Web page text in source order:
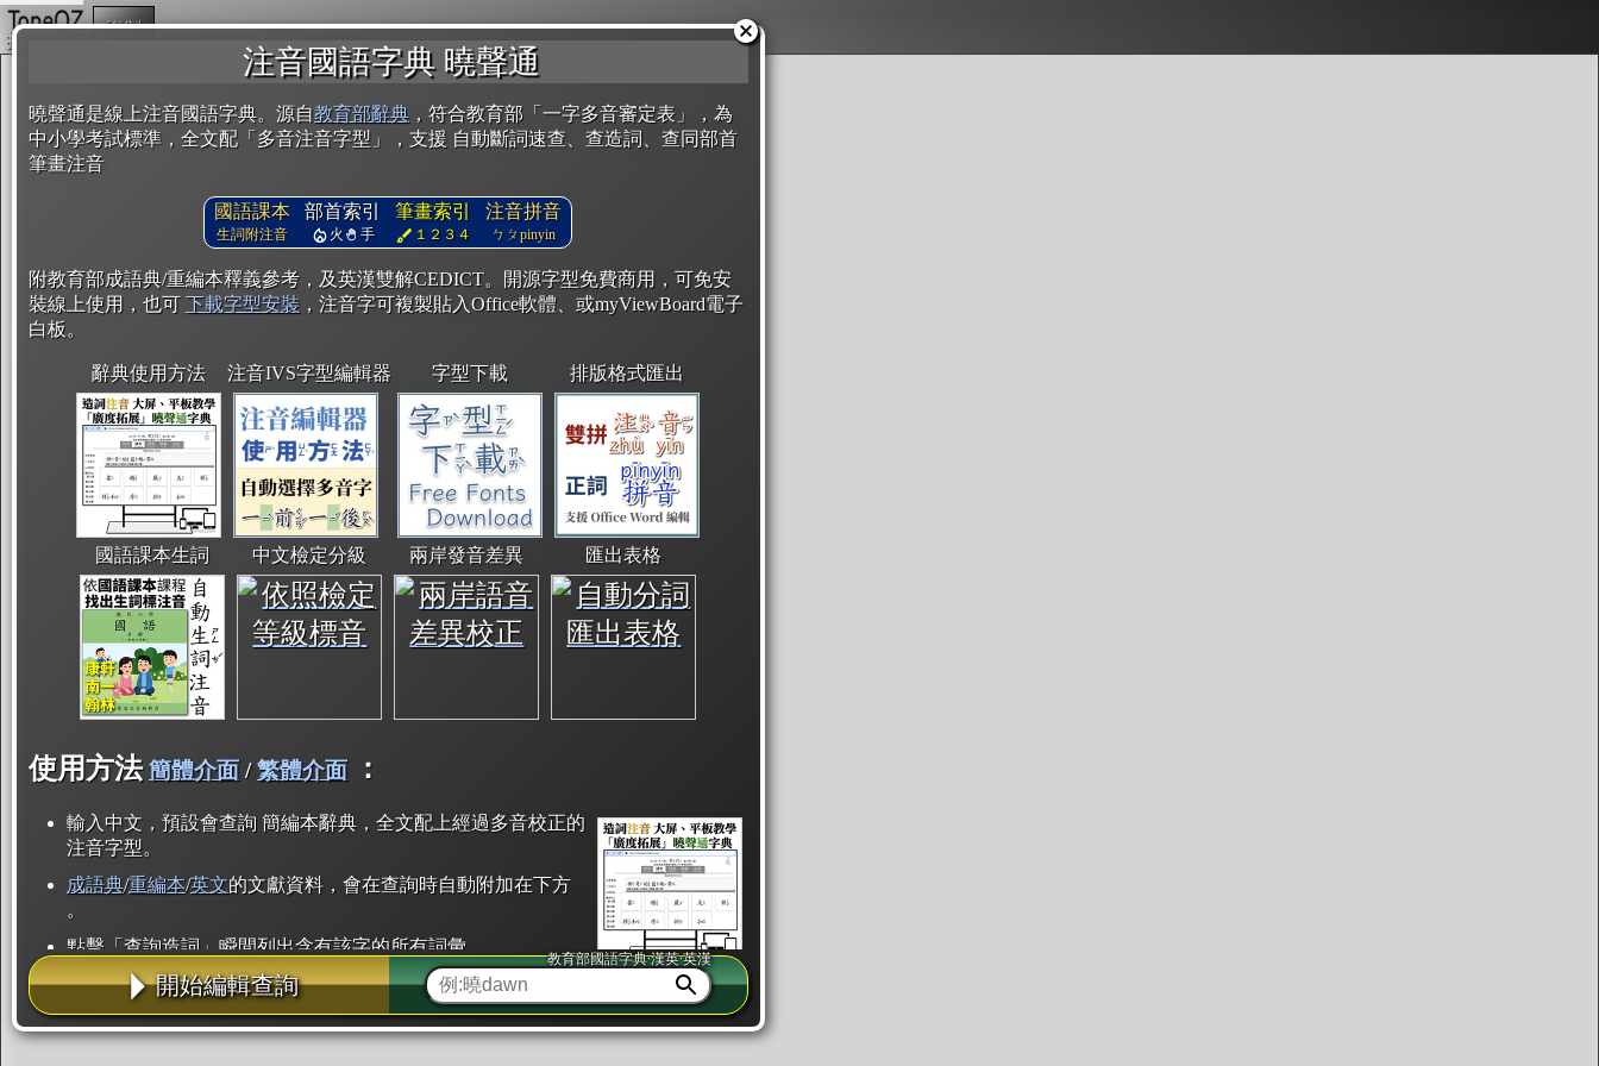
注音國語字典 曉聲通
曉聲通是線上注音國語字典。源自教育部辭典 ，符合教育部「一字多音審定表」，為
中小學考試標準，全文配「多音注音字型」，支援 自動斷詞速查、查造詞、查同部首
筆畫注音
國語課本
生詞附注音
部首索引
火 手
筆畫索引
１２３４
注音拼音
ㄅㄆpinyin
附教育部成語典/重編本釋義參考，及英漢雙解CEDICT。開源字型免費商用，可免安
裝線上使用，也可 下載字型安裝 ，注音字可複製貼入Office軟體、或myViewBoard電子
白板。
辭典使用方法 注音IVS字型編輯器 字型下載 排版格式匯出
國語課本生詞 中文檢定分級 兩岸發音差異 匯出表格
使用方法 簡體介面/繁體介面 ：
輸入中文，預設會查詢 簡編本辭典，全文配上經過多音校正的
注音字型。
成語典/重編本/英文的文獻資料，會在查詢時自動附加在下方
。
點擊「查詢造詞」瞬間列出含有該字的所有詞彙。
點「部首」瞬間列出所有「同部首字」。也支援查詢「同注音」或「同筆畫」。
辭典解釋的全文都經過自動斷詞，點擊便可瞬間「連續查詢」此字詞的解釋，不
用手動重複輸入。
開始編輯查詢
教育部國語字典·漢英·英漢
複製